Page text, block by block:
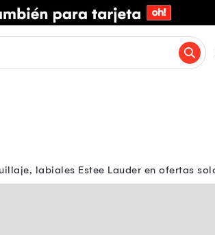
labiales Estee Lauder en ofertas